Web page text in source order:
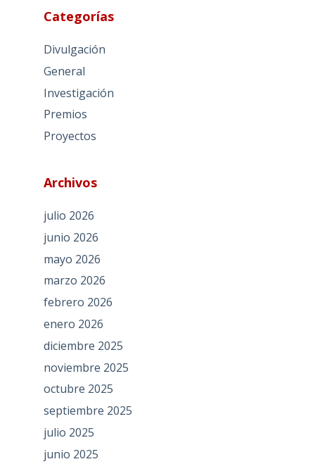
Categorías
Divulgación
General
Investigación
Premios
Proyectos
Archivos
julio 2026
junio 2026
mayo 2026
marzo 2026
febrero 2026
enero 2026
diciembre 2025
noviembre 2025
octubre 2025
septiembre 2025
julio 2025
junio 2025